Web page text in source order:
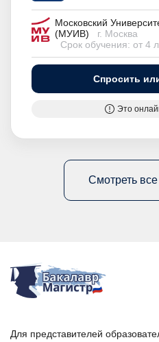
Московский
(МУИВ)
г. Москва
Срок обучения: от 4
Спросить
Это
Смотреть
Для представителей